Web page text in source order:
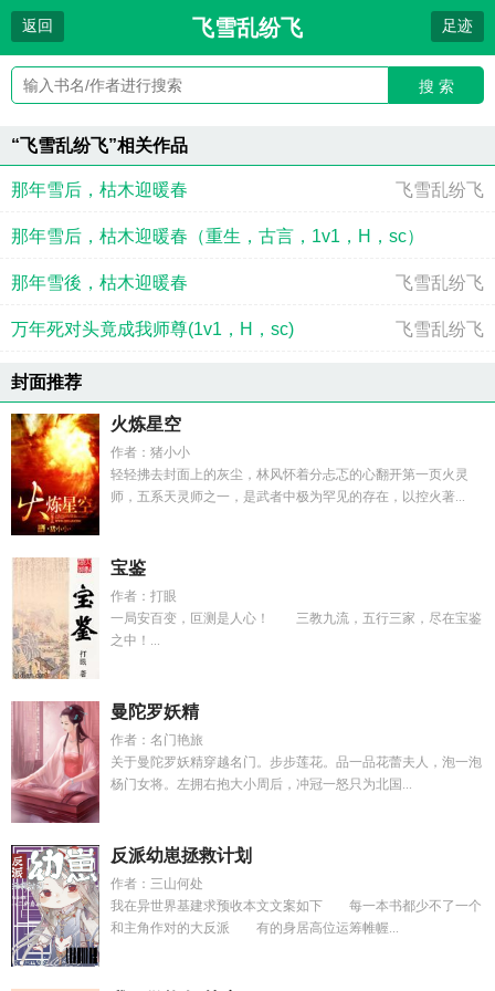
返回 飞雪乱纷飞 足迹
搜 索
“飞雪乱纷飞”相关作品
那年雪后，枯木迎暖春 飞雪乱纷飞
那年雪后，枯木迎暖春（重生，古言，1v1，H，sc）
飞雪乱纷飞
那年雪後，枯木迎暖春 飞雪乱纷飞
万年死对头竟成我师尊(1v1，H，sc) 飞雪乱纷飞
封面推荐
火炼星空
作者：猪小小
轻轻拂去封面上的灰尘，林风怀着分忐忑的心翻开第一页火灵
师，五系天灵师之一，是武者中极为罕见的存在，以控火著...
宝鉴
作者：打眼
一局安百变，叵测是人心！ 三教九流，五行三家，尽在宝鉴
之中！...
曼陀罗妖精
作者：名门艳旅
关于曼陀罗妖精穿越名门。步步莲花。品一品花蕾夫人，泡一泡
杨门女将。左拥右抱大小周后，冲冠一怒只为北国...
反派幼崽拯救计划
作者：三山何处
我在异世界基建求预收本文文案如下 每一本书都少不了一个
和主角作对的大反派 有的身居高位运筹帷幄...